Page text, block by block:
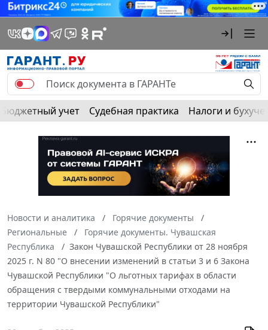
Бюджетный учет Судебная практика Налоги и
Новости и аналитика
Горячие документы
Региональные
Горячие документы. Чувашская
Республика
Закон Чувашской Республики от 28 ноября
2025 г. N 80 "О внесении изменений в статьи 3 и 6 Закона
Чувашской Республики "О льготных тарифах в области
обращения с твердыми коммунальными отходами на
территории Чувашской Республики"